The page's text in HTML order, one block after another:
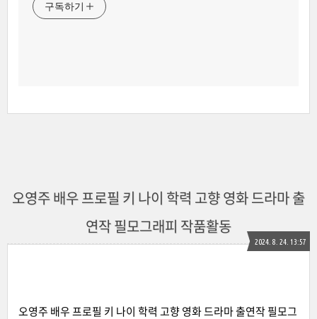
구독하기
오영주 배우 프로필 키 나이 학력 고향 영화 드라마 출
연작 필모그래피 작품활동
2024. 8. 24. 13:57
오영주 배우 프로필 키 나이 학력 고향 영화 드라마 출연작 필모그